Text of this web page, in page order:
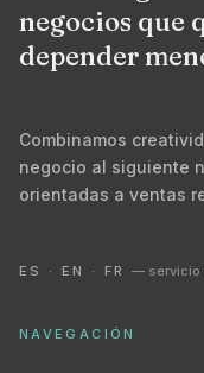
negocios que
depender
Combinamos
negocio al siguiente
orientadas a ventas
ES · EN · FR— servicio
NAVEGACIÓN